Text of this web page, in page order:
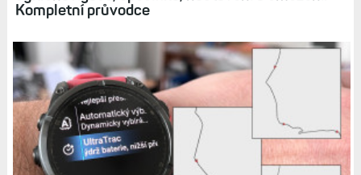
Kompletní průvodce